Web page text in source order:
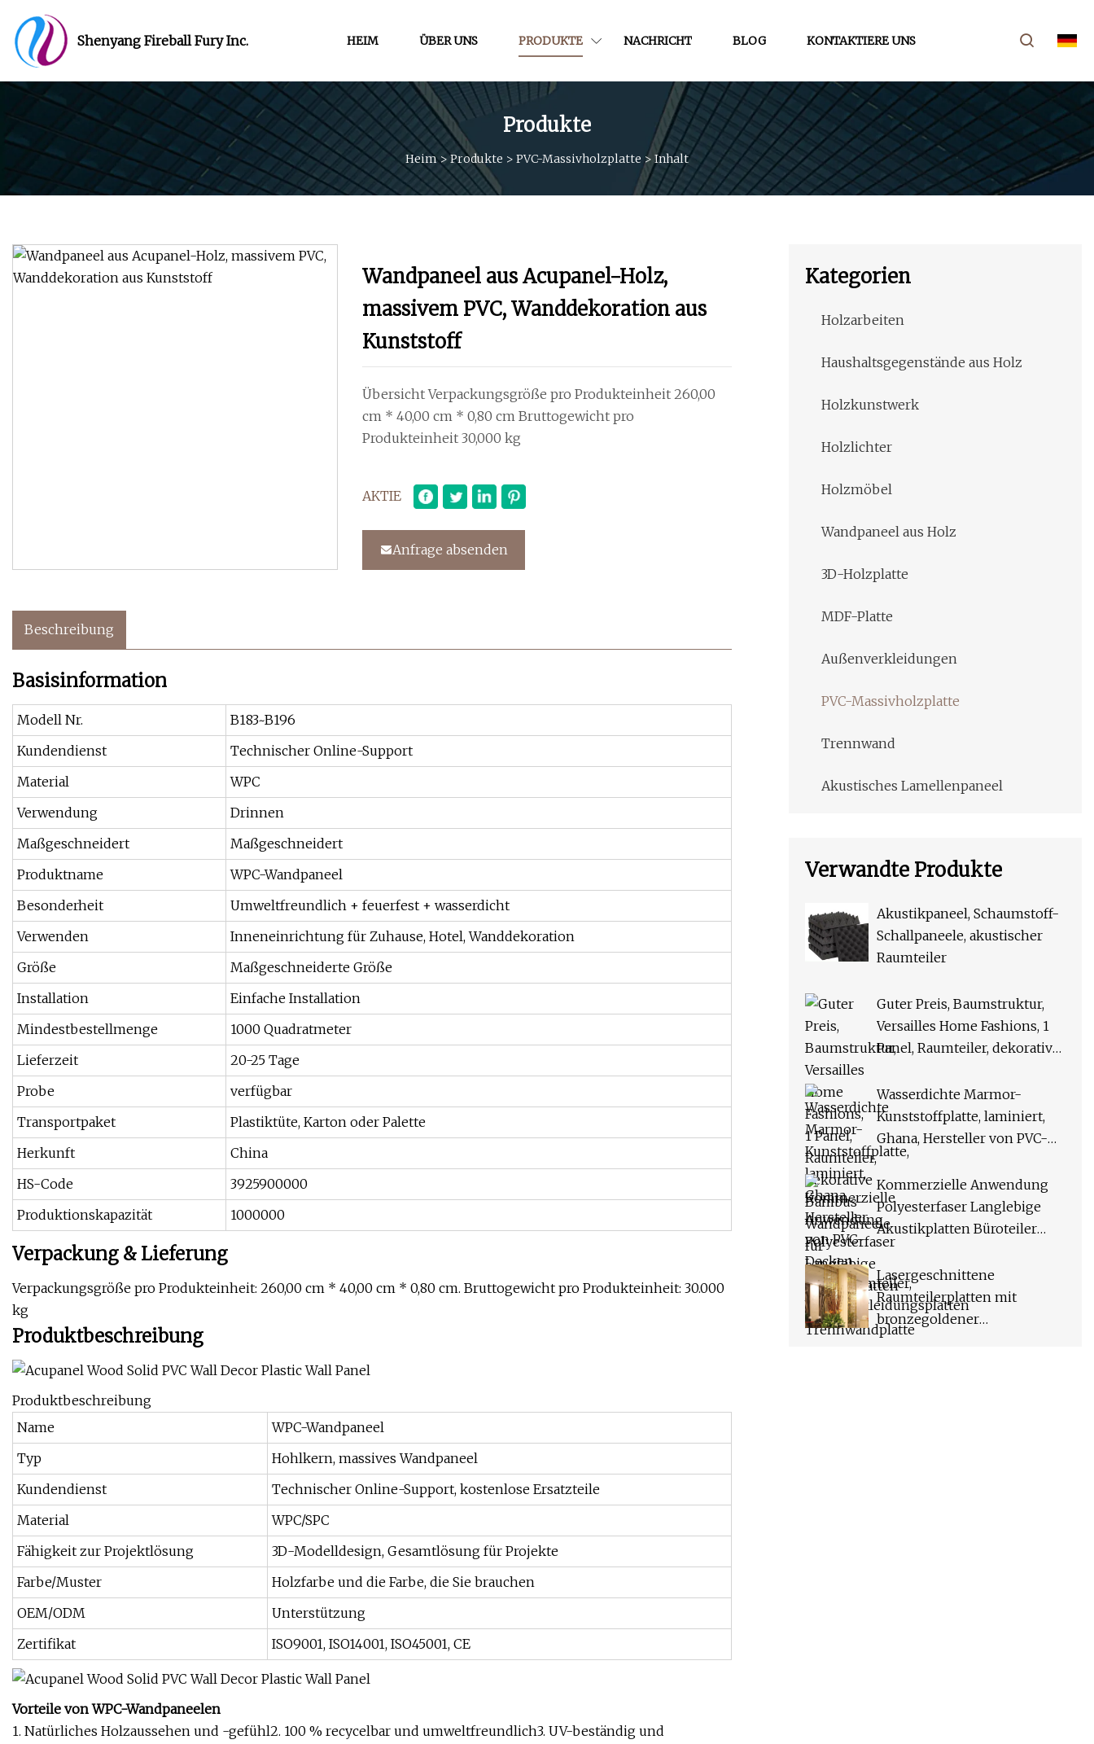
Shenyang Fireball Fury Inc. HEIM ÜBER UNS PRODUKTE NACHRICHT BLOG KONTAKTIERE UNS
Produkte
Heim>Produkte > PVC-Massivholzplatte > Inhalt
Wandpaneel aus Acupanel-Holz,
massivem PVC, Wanddekoration aus
Kunststoff
Übersicht Verpackungsgröße pro Produkteinheit 260,00
cm * 40,00 cm * 0,80 cm Bruttogewicht pro
Produkteinheit 30,000 kg
AKTIE
Anfrage absenden
Beschreibung
Basisinformation
Modell Nr.
B183~B196
Kundendienst
Technischer Online-Support
Material
WPC
Verwendung
Drinnen
Maßgeschneidert
Maßgeschneidert
Produktname
WPC-Wandpaneel
Besonderheit
Umweltfreundlich + feuerfest + wasserdicht
Verwenden
Inneneinrichtung für Zuhause, Hotel, Wanddekoration
Größe
Maßgeschneiderte Größe
Installation
Einfache Installation
Mindestbestellmenge
1000 Quadratmeter
Lieferzeit
20-25 Tage
Probe
verfügbar
Transportpaket
Plastiktüte, Karton oder Palette
Herkunft
China
HS-Code
3925900000
Produktionskapazität
1000000
Verpackung & Lieferung
Verpackungsgröße pro Produkteinheit: 260,00 cm * 40,00 cm * 0,80 cm. Bruttogewicht pro Produkteinheit: 30.000
kg
Produktbeschreibung
Produktbeschreibung
Name
WPC-Wandpaneel
Typ
Hohlkern, massives Wandpaneel
Kundendienst
Technischer Online-Support, kostenlose Ersatzteile
Material
WPC/SPC
Fähigkeit zur Projektlösung
3D-Modelldesign, Gesamtlösung für Projekte
Farbe/Muster
Holzfarbe und die Farbe, die Sie brauchen
OEM/ODM
Unterstützung
Zertifikat
ISO9001, ISO14001, ISO45001, CE
Vorteile von WPC-Wandpaneelen
1. Natürliches Holzaussehen und -gefühl2. 100 % recycelbar und umweltfreundlich3. UV-beständig und
Kategorien
Holzarbeiten
Haushaltsgegenstände aus Holz
Holzkunstwerk
Holzlichter
Holzmöbel
Wandpaneel aus Holz
3D-Holzplatte
MDF-Platte
Außenverkleidungen
PVC-Massivholzplatte
Trennwand
Akustisches Lamellenpaneel
Verwandte Produkte
Akustikpaneel, Schaumstoff-
Schallpaneele, akustischer
Raumteiler
Guter Preis, Baumstruktur,
Versailles Home Fashions, 1
Panel, Raumteiler, dekorative
Schränke
Wasserdichte Marmor-
Kunststoffplatte, laminiert,
Ghana, Hersteller von PVC-
Decken, Innenraumteiler,
Wandverkleidungsplatten
Kommerzielle Anwendung
Polyesterfaser Langlebige
Akustikplatten Büroteiler
Trennwandplatte
Lasergeschnittene
Raumteilerplatten mit
bronzegoldener
Edelstahltrennwand